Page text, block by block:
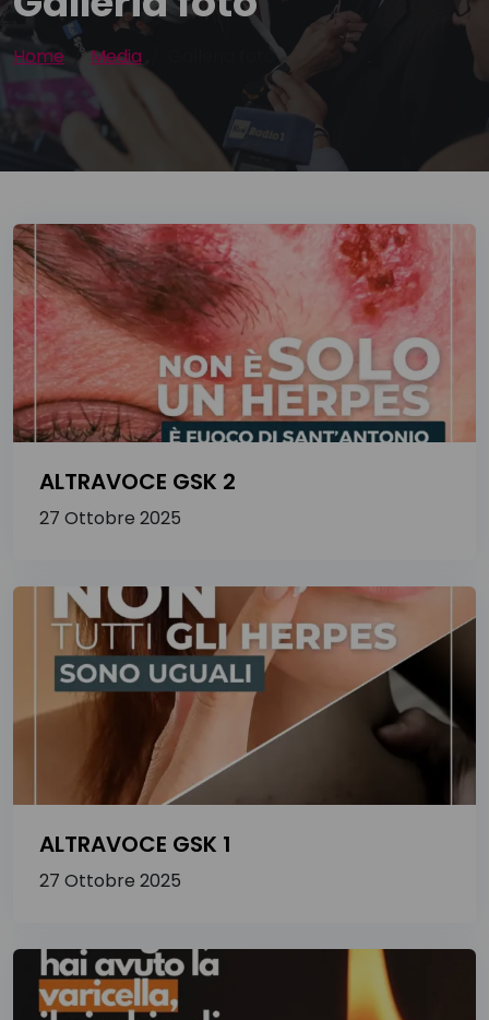
Home Media Galleria foto
ALTRAVOCE GSK 2
27 Ottobre 2025
ALTRAVOCE GSK 1
27 Ottobre 2025